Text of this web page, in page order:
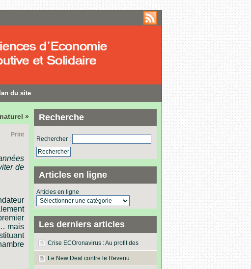
du site
Recherche
Rechercher :
Articles en ligne
Articles en ligne
Les derniers articles
Crise ECOronavirus : Au profit des
banques ou des peuples ?
Le New Deal contre le Revenu
»
Print
de
mais